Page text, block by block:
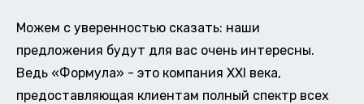
Можем с уверенностью сказать: наши
предложения будут для вас очень интересны.
Ведь «Формула» - это компания XXI века,
предоставляющая клиентам полный спектр всех